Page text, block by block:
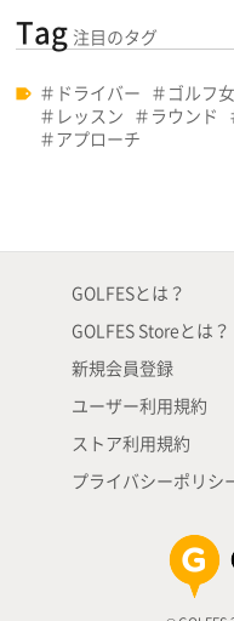
Tag 注目のタグ
ドライバー ゴルフ
レッスン
ラウンド
アプローチ
GOLFESとは？
GOLFES Storeとは？
新規会員登録
ユーザー利用規約
ストア利用規約
プライバシーポリシ